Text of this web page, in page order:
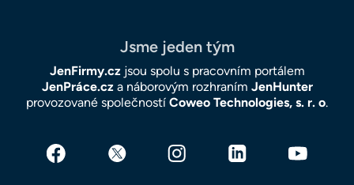
Jsme jeden tým
JenFirmy.czjsou spolu s pracovním portálem
JenPráce.cza náborovým rozhraním JenHunter
provozované společností Coweo Technologies, s. r. o.